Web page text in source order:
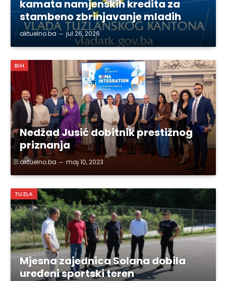
kamata namjenskih kredita za
stambeno zbrinjavanje mladih
aktuelno.ba jul 26, 2026
BIH
Nedžad Jusić dobitnik prestižnog
priznanja
aktuelno.ba maj 10, 2023
TUZLA
Mjesna zajednica Solana dobila
uređeni sportski teren